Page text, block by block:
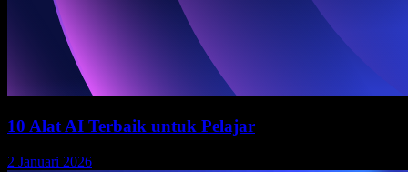
10 Alat AI Terbaik untuk Pelajar
2 Januari 2026